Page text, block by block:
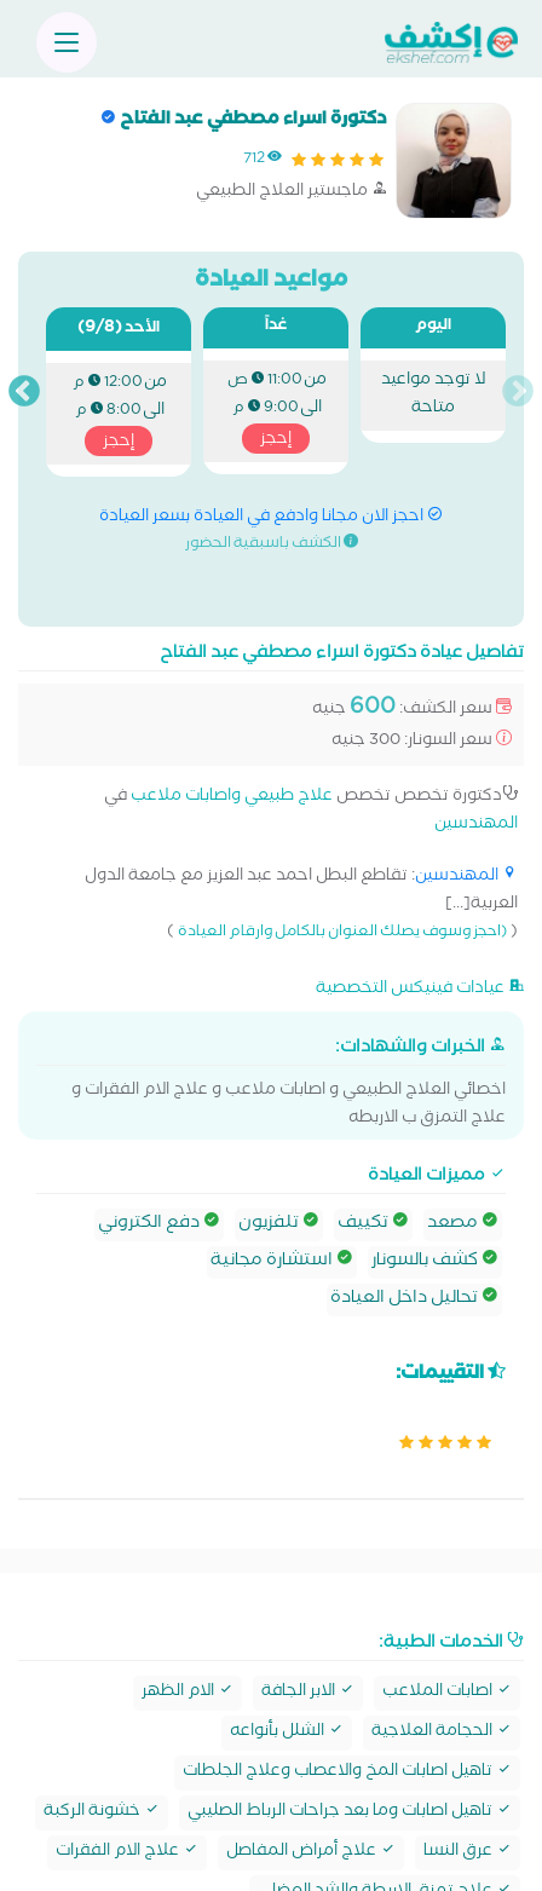
دكتورة اسراء مصطفي عبد الفتاح
712
ماجستير العلاج الطبيعي
مواعيد العيادة
اليوم
لا توجد مواعيد
متاحة
غداً
من11:00 ص
الى9:00 م
إحجز
الأحد(9/8)
من12:00 م
الى8:00 م
إحجز
احجز الان مجانا وادفع في العيادة بسعر العيادة
الكشف باسبقية الحضور
تفاصيل عيادة دكتورة اسراء مصطفي عبد الفتاح
سعر الكشف:600 جنيه
سعر السونار: 300 جنيه
دكتورة تخصص تخصص علاج طبيعي واصابات ملاعبفي
المهندسين
المهندسين: تقاطع البطل احمد عبد العزيز مع جامعة الدول
العربية[...]
((احجز وسوف يصلك العنوان بالكامل وارقام العيادة)
عيادات فينيكس التخصصية
الخبرات والشهادات:
اخصائي العلاج الطبيعي و اصابات ملاعب و علاج الام الفقرات و
علاج التمزق ب الاربطه
مميزات العيادة
مصعد
تكييف تلفزيون
دفع الكتروني
كشف بالسونار
استشارة مجانية
تحاليل داخل العيادة
التقييمات:
الخدمات الطبية:
اصابات الملاعب الابر الجافة
الام الظهر
الحجامة العلاجية
الشلل بأنواعه
تاهيل اصابات المخ والاعصاب وعلاج الجلطات
تاهيل اصابات وما بعد جراحات الرباط الصليبي
خشونة الركبة
عرق النسا
علاج أمراض المفاصل
علاج الام الفقرات